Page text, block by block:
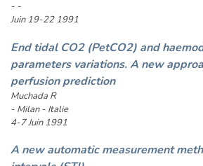
- -
Juin 19-22 1991
End tidal CO2 (PetCO2) and
parameters variations. A new
perfusion prediction
Muchada R
- Milan - Italie
4-7 Juin 1991
A new automatic measurement